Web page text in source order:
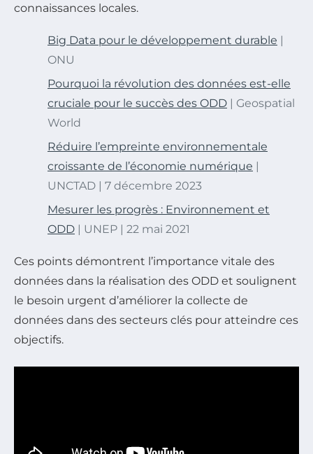
connaissances locales.
Big Data pour le développement durable |
ONU
Pourquoi la révolution des données est-elle
cruciale pour le succès des ODD | Geospatial
World
Réduire l’empreinte environnementale
croissante de l’économie numérique |
UNCTAD | 7 décembre 2023
Mesurer les progrès : Environnement et
ODD | UNEP | 22 mai 2021
Ces points démontrent l’importance vitale des
données dans la réalisation des ODD et soulignent
le besoin urgent d’améliorer la collecte de
données dans des secteurs clés pour atteindre ces
objectifs.